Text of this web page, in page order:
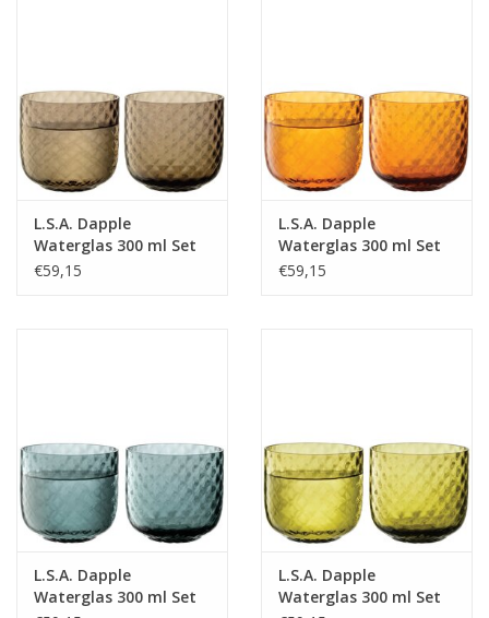
L.S.A. Dapple
Waterglas 300 ml Set
van 2 Stuks Earth
€59,15
L.S.A. Dapple
Waterglas 300 ml Set
van 2 Stuks Sun Amber
€59,15
L.S.A. Dapple
Waterglas 300 ml Set
L.S.A. Dapple
Waterglas 300 ml Set